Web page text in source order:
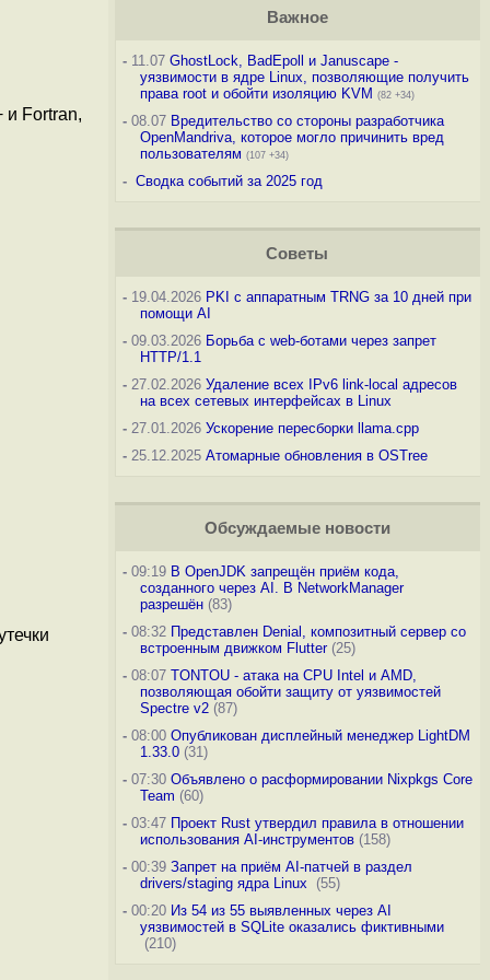
и Fortran,
Важное
-11.07 GhostLock, BadEpoll и Januscape -
уязвимости в ядре Linux, позволяющие получить
права root и обойти изоляцию KVM (82 +34)
-08.07 Вредительство со стороны разработчика
OpenMandriva, которое могло причинить вред
пользователям (107 +34)
- Сводка событий за 2025 год
Советы
-19.04.2026 PKI с аппаратным TRNG за 10 дней при
помощи AI
-09.03.2026 Борьба с web-ботами через запрет
HTTP/1.1
-27.02.2026 Удаление всех IPv6 link-local адресов
на всех сетевых интерфейсах в Linux
-27.01.2026 Ускорение пересборки llama.cpp
-25.12.2025 Атомарные обновления в OSTree
Обсуждаемые новости
-09:19 В OpenJDK запрещён приём кода,
созданного через AI. В NetworkManager
разрешён(83)
-08:32 Представлен Denial, композитный сервер со
встроенным движком Flutter(25)
-08:07 TONTOU - атака на CPU Intel и AMD,
позволяющая обойти защиту от уязвимостей
Spectre v2(87)
-08:00 Опубликован дисплейный менеджер LightDM
1.33.0(31)
-07:30 Объявлено о расформировании Nixpkgs Core
Team (60)
-03:47 Проект Rust утвердил правила в отношении
использования AI-инструментов(158)
-00:39 Запрет на приём AI-патчей в раздел
drivers/staging ядра Linux
(55)
-00:20 Из 54 из 55 выявленных через AI
уязвимостей в SQLite оказались фиктивными
(210)